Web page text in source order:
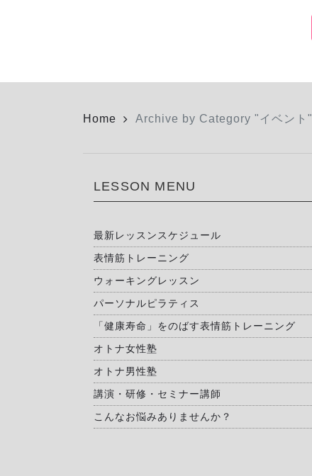
Home Archive by Category "イベント"
LESSON MENU
最新レッスンスケジュール
表情筋トレーニング
ウォーキングレッスン
パーソナルピラティス
「健康寿命」をのばす表情筋トレーニング
オトナ女性塾
オトナ男性塾
講演・研修・セミナー講師
こんなお悩みありませんか？